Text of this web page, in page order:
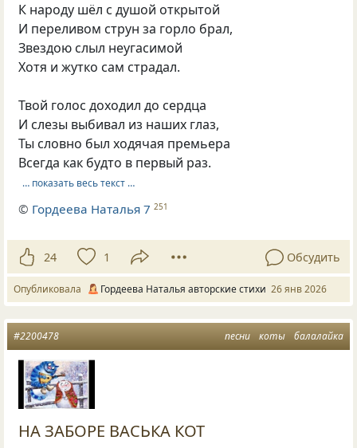
К народу шёл с душой открытой
И переливом струн за горло брал,
Звездою слыл неугасимой
Хотя и жутко сам страдал.
Твой голос доходил до сердца
И слезы выбивал из наших глаз,
Ты словно был ходячая премьера
Всегда как будто в первый раз.
… показать весь текст …
© Гордеева Наталья 7 251
24 1 Обсудить
Опубликовала Гордеева Наталья авторские стихи 26 янв 2026
песни коты балалайка
#2200478
НА ЗАБОРЕ ВАСЬКА КОТ